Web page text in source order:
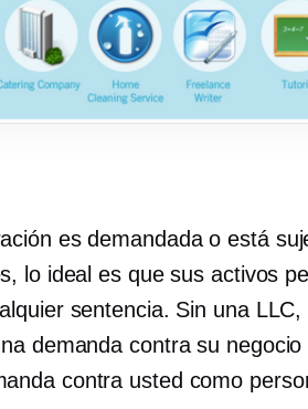
es demandada o está
lo ideal es que sus activos
sentencia. Sin una
demanda contra su negocio
contra usted como